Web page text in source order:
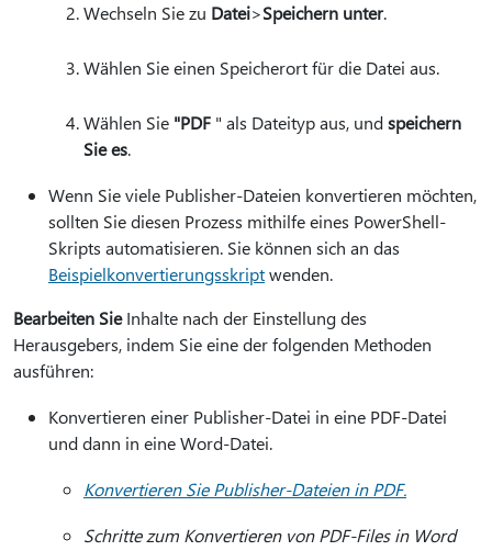
Wechseln Sie zu Datei>Speichern unter.
Wählen Sie einen Speicherort für die Datei aus.
Wählen Sie "PDF " als Dateityp aus, undspeichern
Sie es.
Wenn Sie viele Publisher-Dateien konvertieren möchten,
sollten Sie diesen Prozess mithilfe eines PowerShell-
Skripts automatisieren. Sie können sich an das
Beispielkonvertierungsskriptwenden.
Bearbeiten SieInhalte nach der Einstellung des
Herausgebers, indem Sie eine der folgenden Methoden
ausführen:
Konvertieren einer Publisher-Datei in eine PDF-Datei
und dann in eine Word-Datei.
Konvertieren Sie Publisher-Dateien in PDF.
Schritte zum Konvertieren von PDF-Files in Word